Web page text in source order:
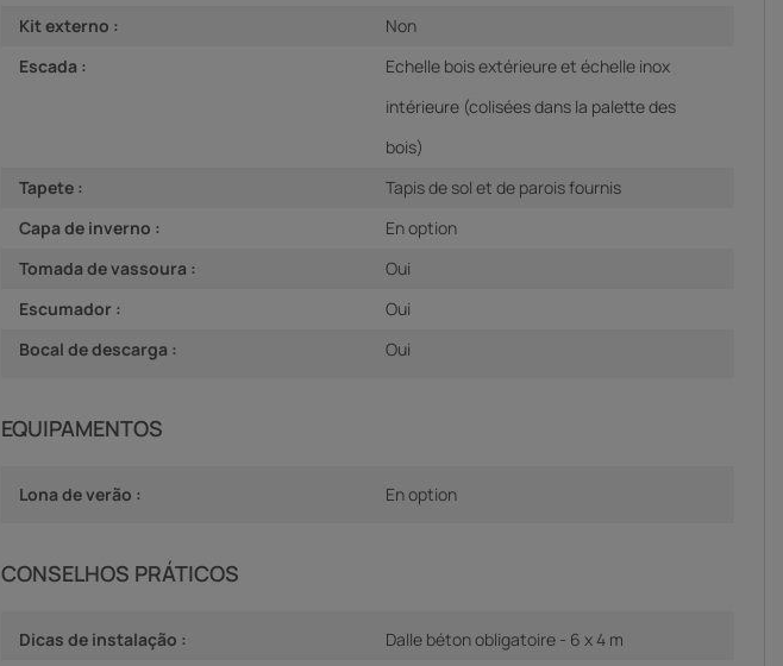
Kit externo :
Non
Escada :
Echelle bois extérieure et échelle inox
intérieure (colisées dans la palette des
bois)
Tapete :
Tapis de sol et de parois fournis
Capa de inverno :
En option
Tomada de vassoura :
Oui
Escumador :
Oui
Bocal de descarga :
Oui
EQUIPAMENTOS
Lona de verão : En option
CONSELHOS PRÁTICOS
Dicas de instalação :
Dalle béton obligatoire - 6 x 4 m